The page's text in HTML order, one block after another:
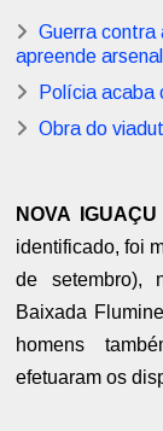
Guerra contra
apreende
Polícia acaba
Obra do
NOVA
identificado, foi
de setembro),
Baixada
homens
efetuaram os